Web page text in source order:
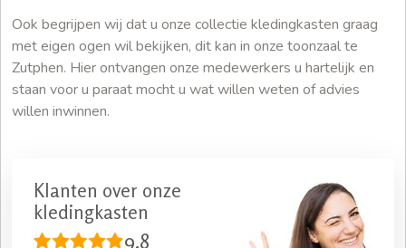
Ook begrijpen wij dat u onze collectie kledingkasten graag
met eigen ogen wil bekijken, dit kan in onze toonzaal te
Zutphen. Hier ontvangen onze medewerkers u hartelijk en
staan voor u paraat mocht u wat willen weten of advies
willen inwinnen.
Klanten over onze
kledingkasten
9.8